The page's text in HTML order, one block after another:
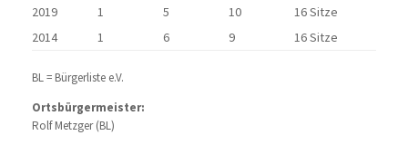
2019
1 5 10
16 Sitze
2014
1 6 9 16 Sitze
BL = Bürgerliste e.V.
Ortsbürgermeister:
Rolf Metzger (BL)